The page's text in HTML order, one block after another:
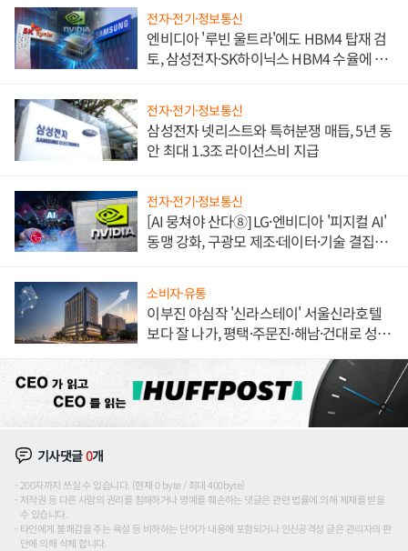
전자·전기·정보통신
엔비디아 '루빈 울트라'에도 HBM4 탑재 검
토, 삼성전자·SK하이닉스 HBM4 수율에 주
전자·전기·정보통신
삼성전자 넷리스트와 특허분쟁 매듭, 5년 동
안 최대 1.3조 라이선스비 지급
전자·전기·정보통신
[AI 뭉쳐야 산다⑧] LG·엔비디아 '피지컬 AI'
동맹 강화, 구광모 제조·데이터·기술 결집
소비자·유통
이부진 야심작 '신라스테이' 서울신라호텔
보다 잘 나가, 평택·주문진·해남·건대로 성
기사댓글0개
200자까지 쓰실 수 있습니다. (현재 0 byte / 최대 400byte)
저작권 등 다른 사람의 권리를 침해하거나 명예를 훼손하는 댓글은 관련 법률에 의해 제재를 받을
수 있습니다.
타인에게 불쾌감을 주는 욕설 등 비하하는 단어가 내용에 포함되거나 인신공격성 글은 관리자의 판
단에 의해 삭제 합니다.